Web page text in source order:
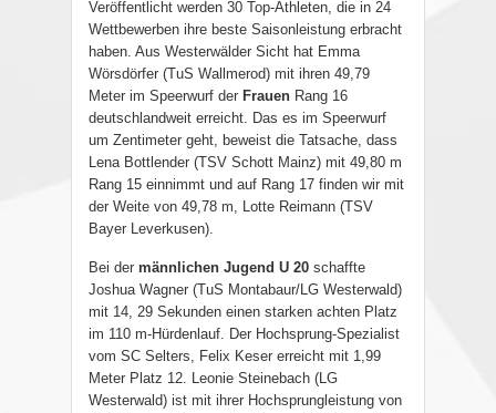
Veröffentlicht werden 30 Top-Athleten, die in 24
Wettbewerben ihre beste Saisonleistung erbracht
haben. Aus Westerwälder Sicht hat Emma
Wörsdörfer (TuS Wallmerod) mit ihren 49,79
Meter im Speerwurf der Frauen Rang 16
deutschlandweit erreicht. Das es im Speerwurf
um Zentimeter geht, beweist die Tatsache, dass
Lena Bottlender (TSV Schott Mainz) mit 49,80 m
Rang 15 einnimmt und auf Rang 17 finden wir mit
der Weite von 49,78 m, Lotte Reimann (TSV
Bayer Leverkusen).
Bei der männlichen Jugend U 20 schaffte
Joshua Wagner (TuS Montabaur/LG Westerwald)
mit 14, 29 Sekunden einen starken achten Platz
im 110 m-Hürdenlauf. Der Hochsprung-Spezialist
vom SC Selters, Felix Keser erreicht mit 1,99
Meter Platz 12. Leonie Steinebach (LG
Westerwald) ist mit ihrer Hochsprungleistung von